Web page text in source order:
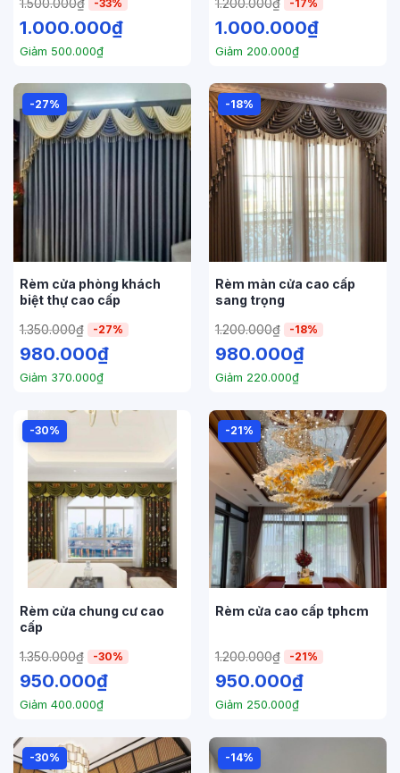
-33%
1.000.000₫
Giảm 500.000₫
-17%
1.000.000₫
Giảm 200.000₫
-27%
Rèm cửa phòng khách
biệt thự cao cấp
1.350.000₫ -27%
980.000₫
Giảm 370.000₫
-18%
Rèm màn cửa cao cấp
sang trọng
1.200.000₫ -18%
980.000₫
Giảm 220.000₫
-30%
Rèm cửa chung cư cao
cấp
1.350.000₫ -30%
950.000₫
Giảm 400.000₫
-21%
Rèm cửa cao cấp tphcm
1.200.000₫ -21%
950.000₫
Giảm 250.000₫
-30% -14%